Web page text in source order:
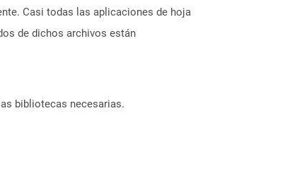
Casi todas las aplicaciones de hoja
de dichos archivos están
bibliotecas necesarias.